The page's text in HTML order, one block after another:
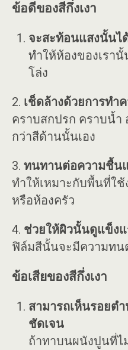
ข้อดีของสีกึ่งเงา
จะสะท้อนแสงนั้นไ
ทำให้ห้องของเรา
โล่ง
2. เช็ดล้างด้วยการทำ
คราบสกปรก คราบน้ำ
กว่าสีด้านนั้นเอง
3. ทนทานต่อความชื้น
ทำให้เหมาะกับพื้นที่ใช้
หรือห้องครัว
4. ช่วยให้ผิวนั้นดูแข็งแ
ฟิล์มสีนั้นจะมีความท
ข้อเสียของสีกึ่งเงา
สามารถเห็นรอยต
ชัดเจน
ถ้าทาบนผนังปูนที่ไ